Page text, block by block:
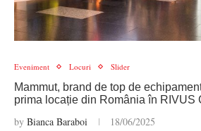
Eveniment Locuri Slider
Mammut, brand de top de
prima locație din România în RIVUS
by Bianca Baraboi 18/06/2025